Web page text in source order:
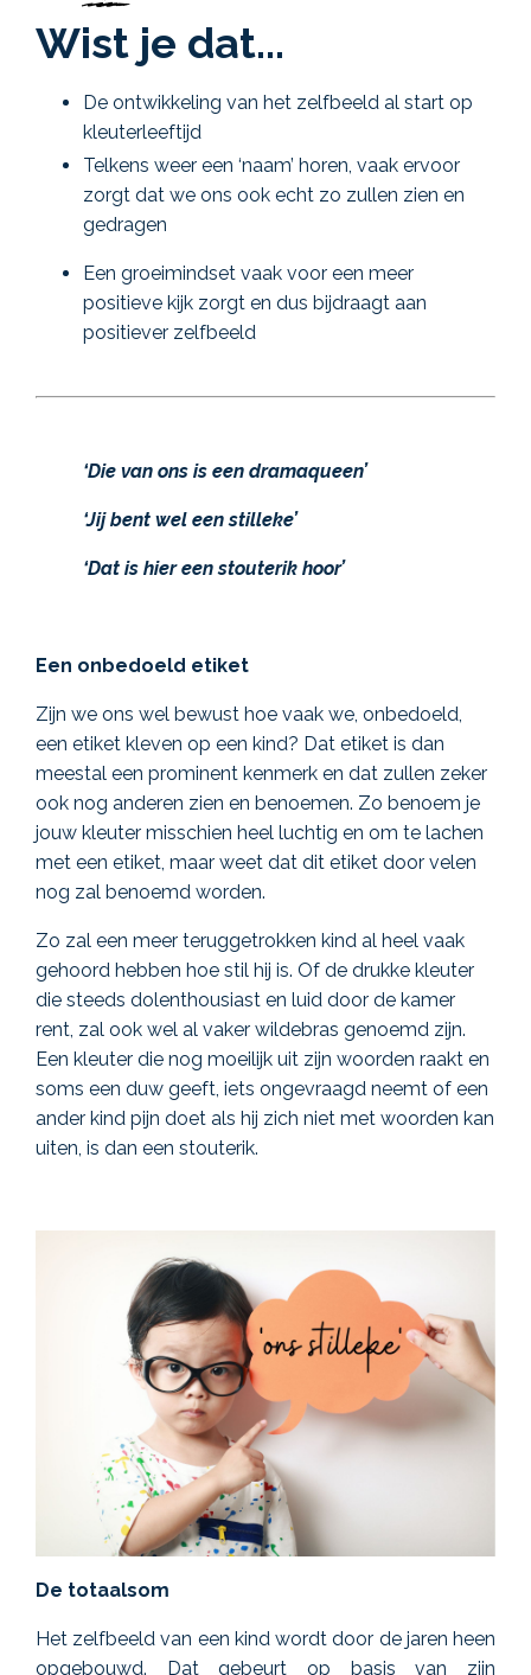
Wist je dat...
De ontwikkeling van het zelfbeeld al start op
kleuterleeftijd
Telkens weer een ‘naam’ horen, vaak ervoor
zorgt dat we ons ook echt zo zullen zien en
gedragen
Een groeimindset vaak voor een meer
positieve kijk zorgt en dus bijdraagt aan
positiever zelfbeeld
‘Die van ons is een dramaqueen’
‘Jij bent wel een stilleke’
‘Dat is hier een stouterik hoor’
Een onbedoeld etiket
Zijn we ons wel bewust hoe vaak we, onbedoeld,
een etiket kleven op een kind? Dat etiket is dan
meestal een prominent kenmerk en dat zullen zeker
ook nog anderen zien en benoemen. Zo benoem je
jouw kleuter misschien heel luchtig en om te lachen
met een etiket, maar weet dat dit etiket door velen
nog zal benoemd worden.
Zo zal een meer teruggetrokken kind al heel vaak
gehoord hebben hoe stil hij is. Of de drukke kleuter
die steeds dolenthousiast en luid door de kamer
rent, zal ook wel al vaker wildebras genoemd zijn.
Een kleuter die nog moeilijk uit zijn woorden raakt en
soms een duw geeft, iets ongevraagd neemt of een
ander kind pijn doet als hij zich niet met woorden kan
uiten, is dan een stouterik.
De totaalsom
Het zelfbeeld van een kind wordt door de jaren heen
opgebouwd. Dat gebeurt op basis van zijn